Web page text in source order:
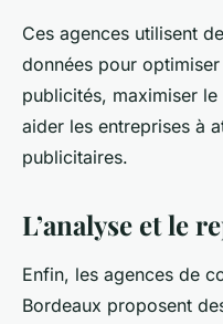
Ces agences utilisent
données pour
publicités, maximiser
aider les entreprises à
publicitaires.
L’analyse et le
Enfin, les agences de
Bordeaux proposent